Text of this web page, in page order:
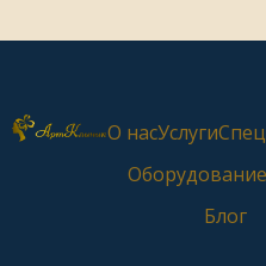
О насУслуги
Оборудование
Блог